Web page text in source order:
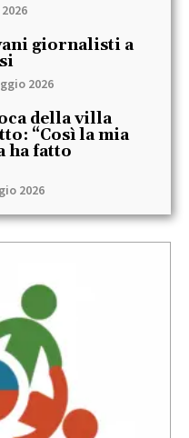
giornalisti a
2026
della villa
“Così la mia
ha fatto
2026